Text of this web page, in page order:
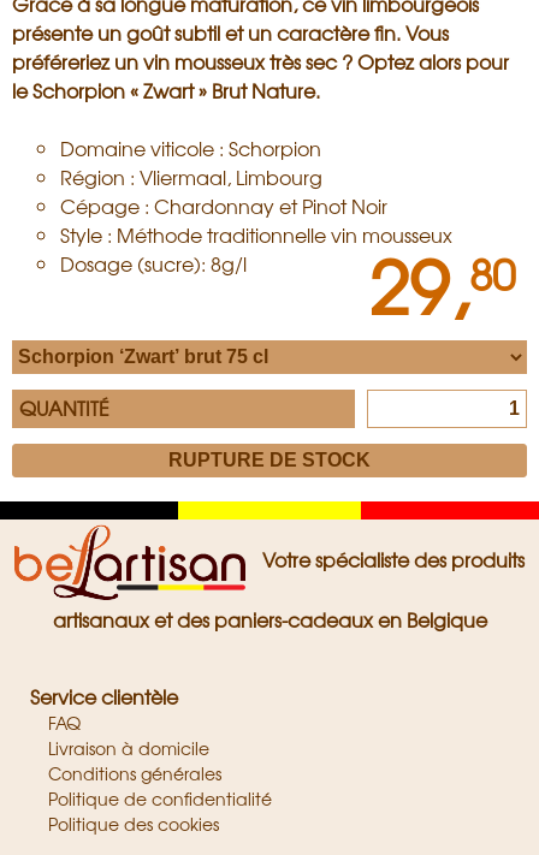
présente un goût subtil et un caractère fin. Vous
préféreriez un vin mousseux très sec ? Optez alors pour
le Schorpion « Zwart » Brut Nature.
Domaine viticole : Schorpion
Région : Vliermaal, Limbourg
Cépage : Chardonnay et Pinot Noir
Style : Méthode traditionnelle vin mousseux
Dosage (sucre): 8g/l
QUANTITÉ
29,80
Votre spécialiste des produits
artisanaux et des paniers-cadeaux en Belgique
Service clientèle
FAQ
Livraison à domicile
Conditions générales
Politique de confidentialité
Politique des cookies